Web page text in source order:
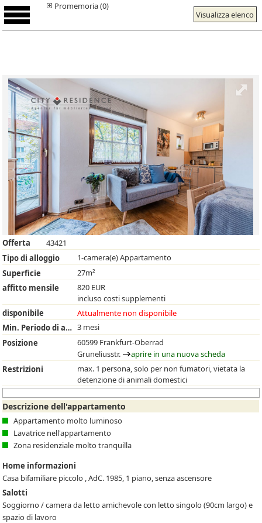
Visualizza elenco
Promemoria (0)
Offerta
43421
Tipo di alloggio
1-camera(e) Appartamento
Superficie
27m²
affitto mensile
820 EUR
incluso costi supplementi
disponibile
Attualmente non disponibile
Min. Periodo di affitto 3 mesi
Posizione
60599 Frankfurt-Oberrad
Gruneliusstr.
aprire in una nuova scheda
Restrizioni
max. 1 persona, solo per non fumatori, vietata la
detenzione di animali domestici
Descrizione dell'appartamento
Appartamento molto luminoso
Lavatrice nell'appartamento
Zona residenziale molto tranquilla
Home informazioni
Casa bifamiliare piccolo , AdC. 1985, 1 piano, senza ascensore
Salotti
Soggiorno / camera da letto amichevole con letto singolo (90cm largo) e
spazio di lavoro